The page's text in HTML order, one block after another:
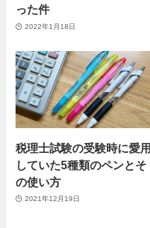
った件
2022年1月18日
税理士試験の受験時に愛用
していた5種類のペンとそ
の使い方
2021年12月19日